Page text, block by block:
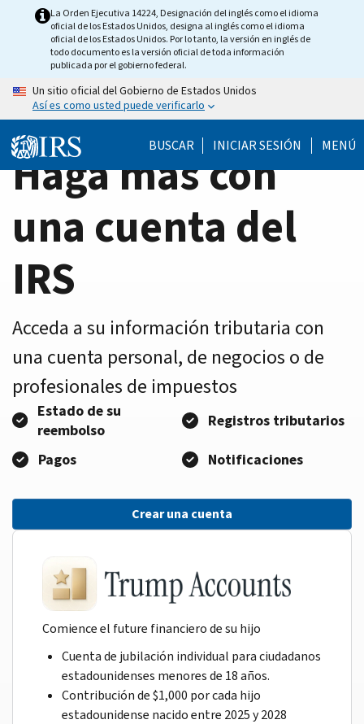
HomeLa Orden Ejecutiva 14224, Designación del inglés como el idioma
oficial de los Estados Unidos, designa al inglés como el idioma
oficial de los Estados Unidos. Por lo tanto, la versión en inglés de
todo documento es la versión oficial de toda información
publicada por el gobierno federal.
Un sitio oficial del Gobierno de Estados Unidos
Así es como usted puede verificarlo
BUSCAR INICIAR SESIÓN MENÚ
Haga más con
una cuenta del
IRS
Acceda a su información tributaria con
una cuenta personal, de negocios o de
profesionales de impuestos
Estado de su
reembolso
Registros tributarios
Pagos
Notificaciones
Crear una cuenta
Comience el future financiero de su hijo
Cuenta de jubilación individual para ciudadanos
estadounidenses menores de 18 años.
Contribución de $1,000 por cada hijo
estadounidense nacido entre 2025 y 2028